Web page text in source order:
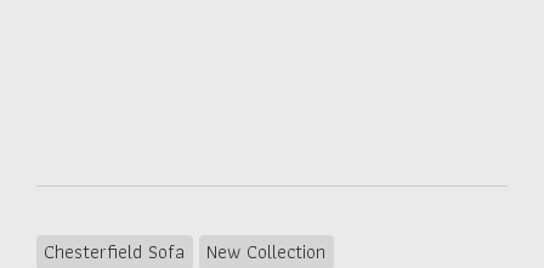
Chesterfield Sofa New Collection